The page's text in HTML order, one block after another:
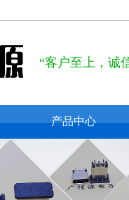
“客户至上，诚
产品中心
usb type c
usb 2.0